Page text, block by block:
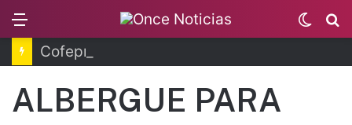
Switch
skin
ALBERGUE PARA